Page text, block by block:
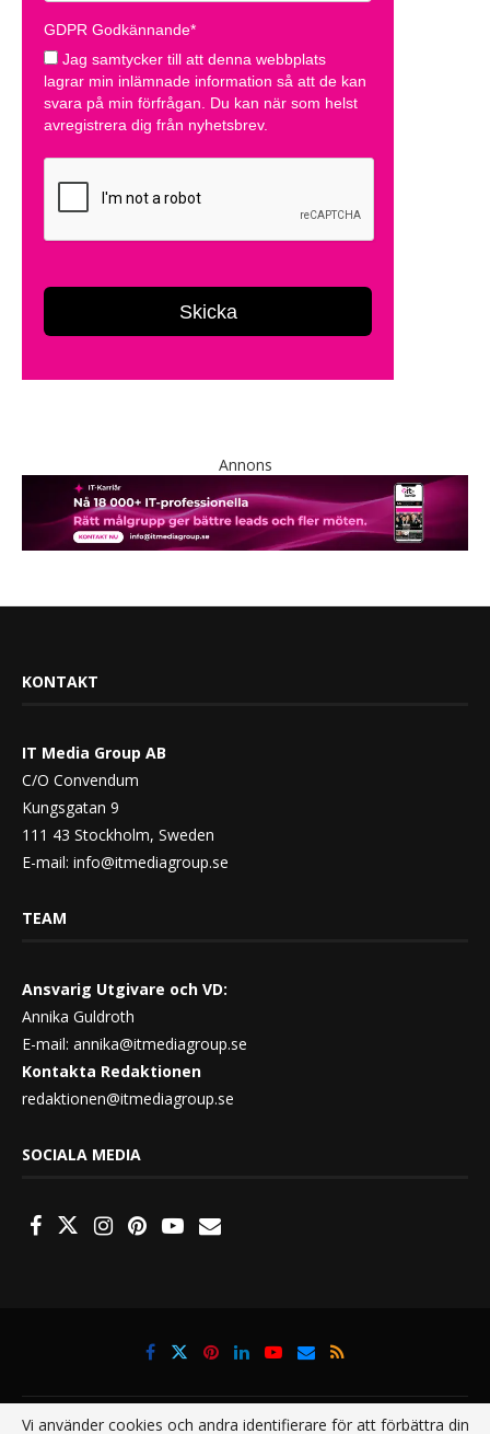
Annons
KONTAKT
IT Media Group AB
C/O Convendum
Kungsgatan 9
111 43 Stockholm, Sweden
E-mail: info@itmediagroup.se
TEAM
Ansvarig Utgivare och VD:
Annika Guldroth
E-mail: annika@itmediagroup.se
Kontakta Redaktionen
redaktionen@itmediagroup.se
SOCIALA MEDIA
Vi använder cookies och andra identifierare för att förbättra din